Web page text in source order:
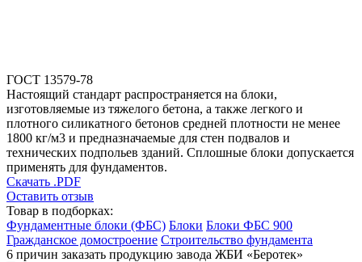
ГОСТ 13579-78
Настоящий стандарт распространяется на блоки,
изготовляемые из тяжелого бетона, а также легкого и
плотного силикатного бетонов средней плотности не менее
1800 кг/м3 и предназначаемые для стен подвалов и
технических подпольев зданий. Сплошные блоки допускается
применять для фундаментов.
Скачать .PDF
Оставить отзыв
Товар в подборках:
Фундаментные блоки (ФБС) Блоки Блоки ФБС 900
Гражданское домостроение Строительство фундамента
6 причин заказать продукцию завода ЖБИ «Беротек»